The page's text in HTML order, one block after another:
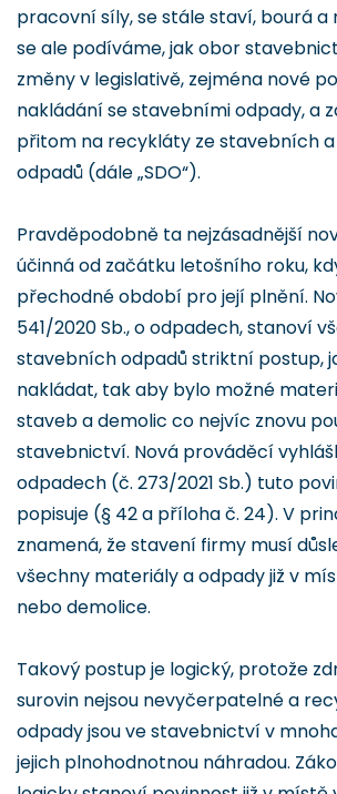
pracovní síly, se stále staví, bourá a
se ale podíváme, jak obor
změny v legislativě, zejména nové
nakládání se stavebními odpady, a
přitom na recykláty ze stavebních
odpadů (dále „SDO“).
Pravděpodobně ta nejzásadnější
účinná od začátku letošního roku,
přechodné období pro její plnění.
541/2020 Sb., o odpadech, stanoví
stavebních odpadů striktní postup,
nakládat, tak aby bylo možné
staveb a demolic co nejvíc znovu
stavebnictví. Nová prováděcí
odpadech (č. 273/2021 Sb.) tuto
popisuje (§ 42 a příloha č. 24). V
znamená, že stavení firmy musí
všechny materiály a odpady již v
nebo demolice.
Takový postup je logický, protože
surovin nejsou nevyčerpatelné a
odpady jsou ve stavebnictví v
jejich plnohodnotnou náhradou.